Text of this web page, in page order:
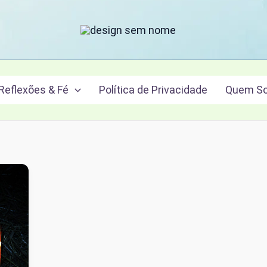
& Fé Política de Privacidade Quem